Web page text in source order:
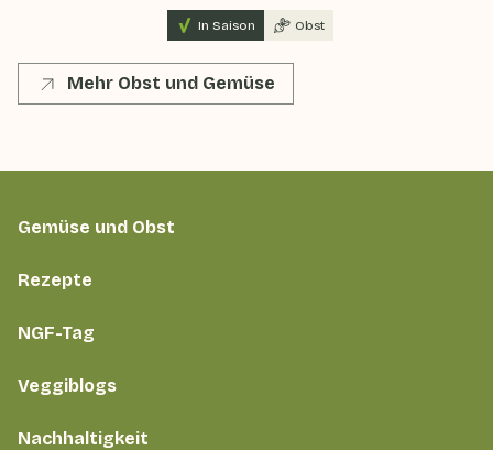
In Saison Obst
Mehr Obst und Gemüse
Gemüse und Obst
Rezepte
NGF-Tag
Veggiblogs
Nachhaltigkeit